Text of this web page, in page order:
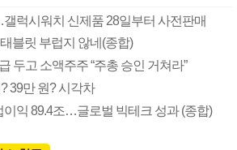
럭시워치 신제품 28일부터 사전판매
블릿 부럽지 않네(종합)
두고 소액주주 “주총 승인 거쳐라”
39만 원? 시각차
이익 89.4조…글로벌 빅테크 성과 (종합)